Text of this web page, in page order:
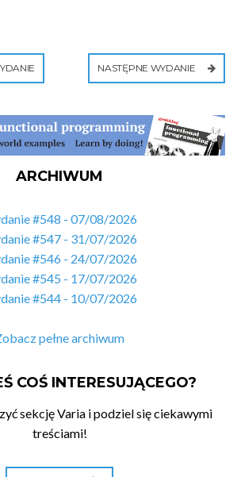
NASTĘPNE WYDANIE
ARCHIWUM
#548 - 07/08/2026
#547 - 31/07/2026
#546 - 24/07/2026
#545 - 17/07/2026
#544 - 10/07/2026
pełne archiwum
COŚ INTERESUJĄCEGO?
sekcję Varia i podziel się ciekawymi
treściami!